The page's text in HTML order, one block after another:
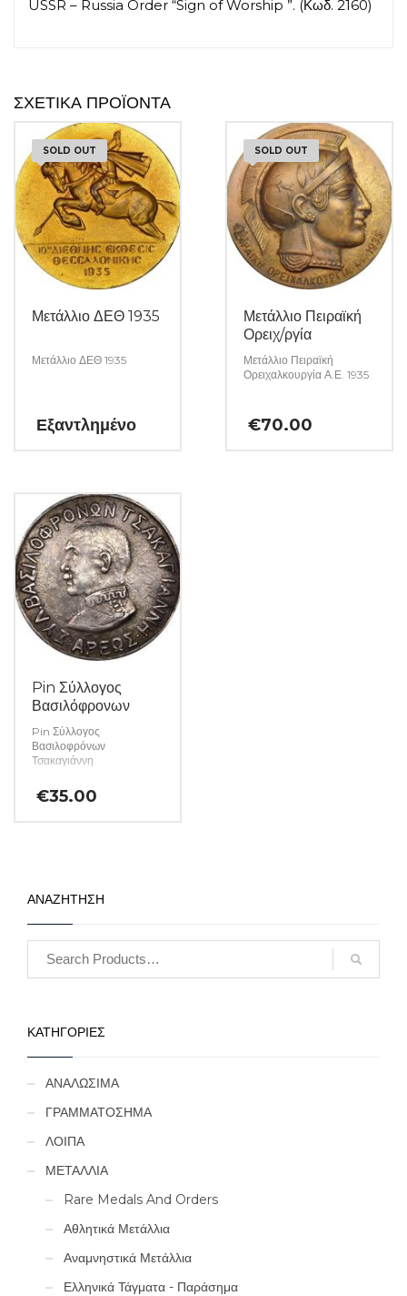
USSR – Russia Order “Sign of Worship ”. (Κωδ. 2160)
ΣΧΕΤΙΚΆ ΠΡΟΪΌΝΤΑ
SOLD OUT
Μετάλλιο ΔΕΘ 1935
Μετάλλιο ΔΕΘ 1935
Εξαντλημένο
SOLD OUT
Μετάλλιο Πειραϊκή
Ορειχ/ργία
Μετάλλιο Πειραϊκή
Ορειχαλκουργία Α.Ε. 1935
€70.00
Pin Σύλλογος
Βασιλόφρονων
Pin Σύλλογος
Βασιλοφρόνων
Τσακαγιάννη
€35.00
ΑΝΑΖΗΤΗΣΗ
ΚΑΤΗΓΟΡΙΕΣ
ΑΝΑΛΩΣΙΜΑ
ΓΡΑΜΜΑΤΟΣΗΜΑ
ΛΟΙΠΑ
ΜΕΤΑΛΛΙΑ
Rare Medals And Orders
Αθλητικά Μετάλλια
Αναμνηστικά Μετάλλια
Ελληνικά Τάγματα - Παράσημα